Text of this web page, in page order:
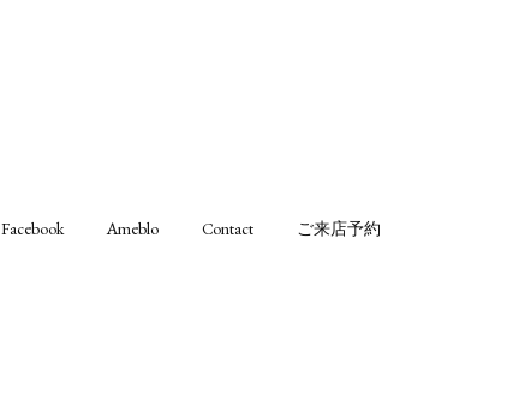
Facebook Ameblo Contact ご来店予約